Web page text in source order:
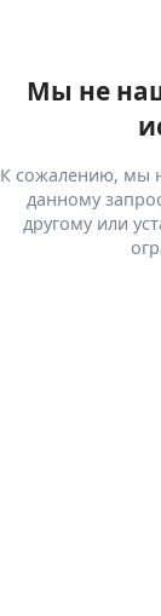
Мы не
К сожалению, мы
данному
другому или